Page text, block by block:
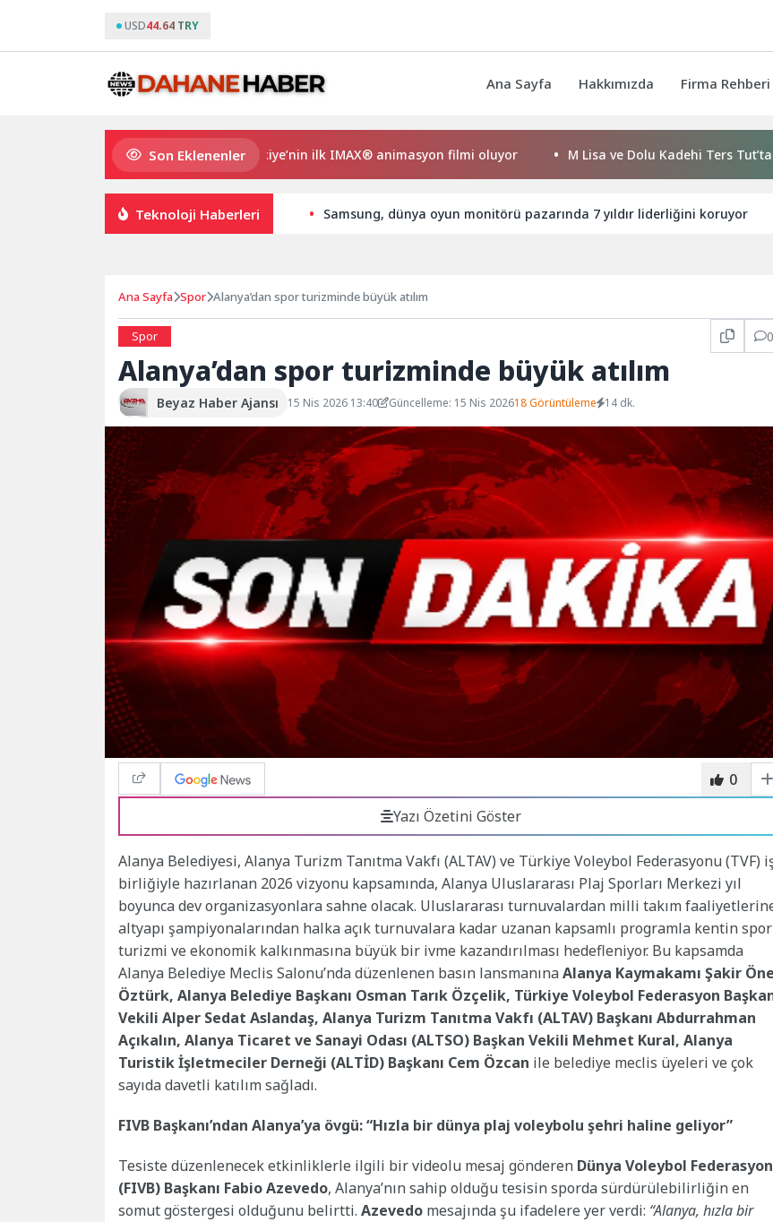
USD44.64 TRY
Ana Sayfa Hakkımızda Firma Rehberi
Son Eklenenler
Gupi ve Gülmeyen Kral Türkiye’nin ilk IMAX® animasyon filmi oluyor M Lisa ve Dolu Kadehi Ters Tut’tan Yeni İş
Teknoloji Haberleri Samsung, dünya oyun monitörü pazarında 7 yıldır liderliğini koruyor
Ana Sayfa Spor Alanya’dan spor turizminde büyük atılım
Spor 0
Alanya’dan spor turizminde büyük atılım
Beyaz Haber Ajansı 15 Nis 2026 13:40 Güncelleme: 15 Nis 202618 Görüntüleme 14 dk.
0
Yazı Özetini Göster
Alanya Belediyesi, Alanya Turizm Tanıtma Vakfı (ALTAV) ve Türkiye Voleybol Federasyonu (TVF)
birliğiyle hazırlanan 2026 vizyonu kapsamında, Alanya Uluslararası Plaj Sporları Merkezi yıl
boyunca dev organizasyonlara sahne olacak. Uluslararası turnuvalardan milli takım
altyapı şampiyonalarından halka açık turnuvalara kadar uzanan kapsamlı programla kentin spor
turizmi ve ekonomik kalkınmasına büyük bir ivme kazandırılması hedefleniyor. Bu kapsamda
Alanya Belediye Meclis Salonu’nda düzenlenen basın lansmanınaAlanya Kaymakamı Şakir
Öztürk, Alanya Belediye Başkanı Osman Tarık Özçelik, Türkiye Voleybol Federasyon
Vekili Alper Sedat Aslandaş, Alanya Turizm Tanıtma Vakfı (ALTAV) Başkanı Abdurrahman
Açıkalın, Alanya Ticaret ve Sanayi Odası (ALTSO) Başkan Vekili Mehmet Kural, Alanya
Turistik İşletmeciler Derneği (ALTİD) Başkanı Cem Özcan ile belediye meclis üyeleri ve çok
sayıda davetli katılım sağladı.
FIVB Başkanı’ndan Alanya’ya övgü: “Hızla bir dünya plaj voleybolu şehri haline geliyor”
Tesiste düzenlenecek etkinliklerle ilgili bir videolu mesaj gönderen Dünya Voleybol
(FIVB) Başkanı Fabio Azevedo, Alanya’nın sahip olduğu tesisin sporda sürdürülebilirliğin en
somut göstergesi olduğunu belirtti. Azevedo mesajında şu ifadelere yer verdi: “Alanya, hızla bir